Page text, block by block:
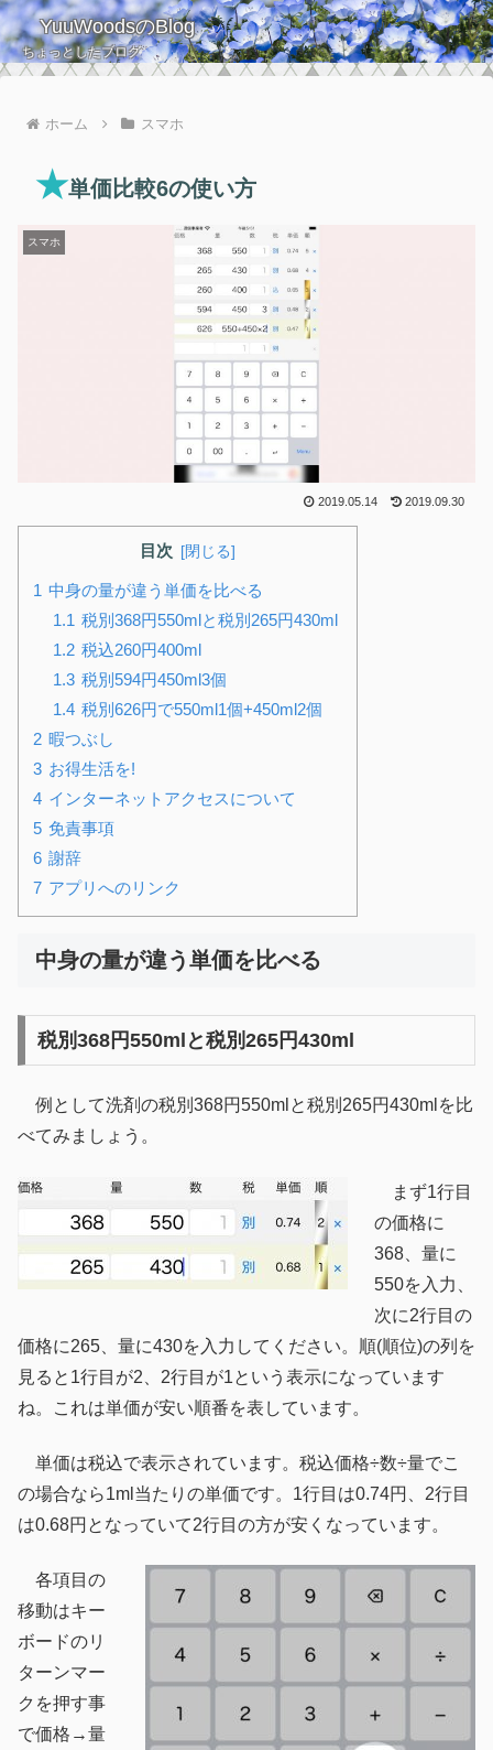
YuuWoodsのBlog
ちょっとしたブログ
ホーム スマホ
★単価比較6の使い方
スマホ
2019.05.14 2019.09.30
目次
中身の量が違う単価を比べる
税別368円550mlと税別265円430ml
税込260円400ml
税別594円450ml3個
税別626円で550ml1個+450ml2個
暇つぶし
お得生活を!
インターネットアクセスについて
免責事項
謝辞
アプリへのリンク
中身の量が違う単価を比べる
税別368円550mlと税別265円430ml
例として洗剤の税別368円550mlと税別265円430mlを比
べてみましょう。
まず1行目
の価格に
368、量に
550を入力、
次に2行目の
価格に265、量に430を入力してください。順(順位)の列を
見ると1行目が2、2行目が1という表示になっています
ね。これは単価が安い順番を表しています。
単価は税込で表示されています。税込価格÷数÷量でこ
の場合なら1ml当たりの単価です。1行目は0.74円、2行目
は0.68円となっていて2行目の方が安くなっています。
各項目の
移動はキー
ボードのリ
ターンマー
クを押す事
で価格→量